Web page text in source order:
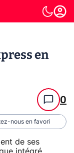
en
0
nous en favori
de ses
intégré.